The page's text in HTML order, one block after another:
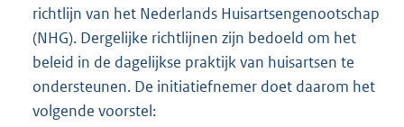
richtlijn van het Nederlands Huisartsengenootschap
(NHG). Dergelijke richtlijnen zijn bedoeld om het
beleid in de dagelijkse praktijk van huisartsen te
ondersteunen. De initiatiefnemer doet daarom het
volgende voorstel: